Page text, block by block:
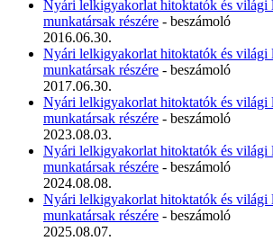
Nyári lelkigyakorlat hitoktatók és világi
munkatársak részére - beszámoló
2016.06.30.
Nyári lelkigyakorlat hitoktatók és világi
munkatársak részére - beszámoló
2017.06.30.
Nyári lelkigyakorlat hitoktatók és világi
munkatársak részére - beszámoló
2023.08.03.
Nyári lelkigyakorlat hitoktatók és világi
munkatársak részére - beszámoló
2024.08.08.
Nyári lelkigyakorlat hitoktatók és világi
munkatársak részére - beszámoló
2025.08.07.